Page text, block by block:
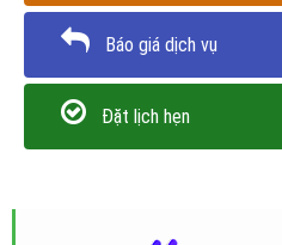
Báo giá dịch vụ
Đặt lịch hẹn